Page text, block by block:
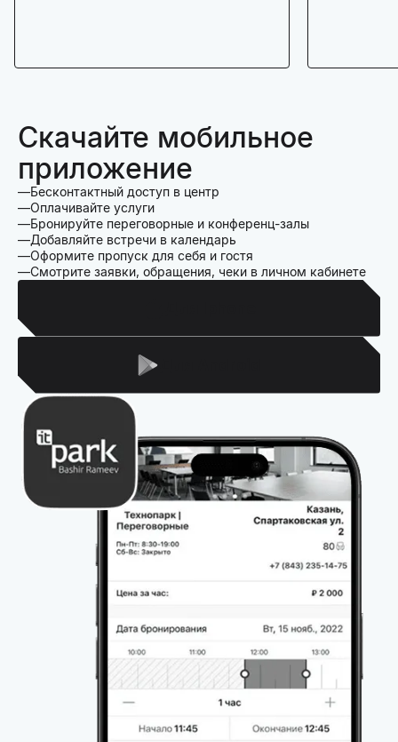
Скачайте мобильное
приложение
Бесконтактный доступ в центр
Оплачивайте услуги
Бронируйте переговорные и конференц-залы
Добавляйте встречи в календарь
Оформите пропуск для себя и гостя
Смотрите заявки, обращения, чеки в личном кабинете